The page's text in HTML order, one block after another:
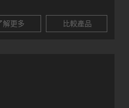
解更多 比較產品